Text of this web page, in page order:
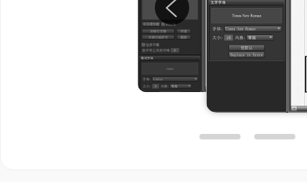
或翻译成传统的钢琴
击切换到线性视图。
●强大的混音功能：
提供了强大的混音功